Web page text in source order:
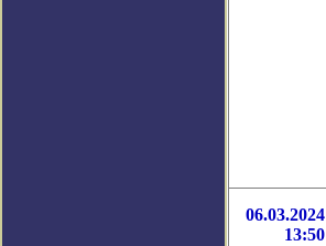
06.03.2024
13:50